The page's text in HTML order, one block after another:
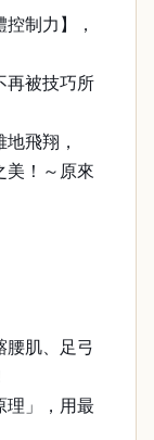
制力】，
再被技巧所
飛翔，
美！～原來
肌、足弓
理」，用最